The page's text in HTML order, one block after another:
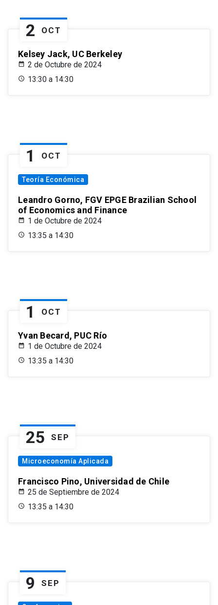
2 OCT
Kelsey Jack, UC Berkeley
2 de Octubre de 2024
13:30 a 14:30
1 OCT
Teoría Económica
Leandro Gorno, FGV EPGE Brazilian School
of Economics and Finance
1 de Octubre de 2024
13:35 a 14:30
1 OCT
Yvan Becard, PUC Río
1 de Octubre de 2024
13:35 a 14:30
25 SEP
Microeconomía Aplicada
Francisco Pino, Universidad de Chile
25 de Septiembre de 2024
13:35 a 14:30
9 SEP